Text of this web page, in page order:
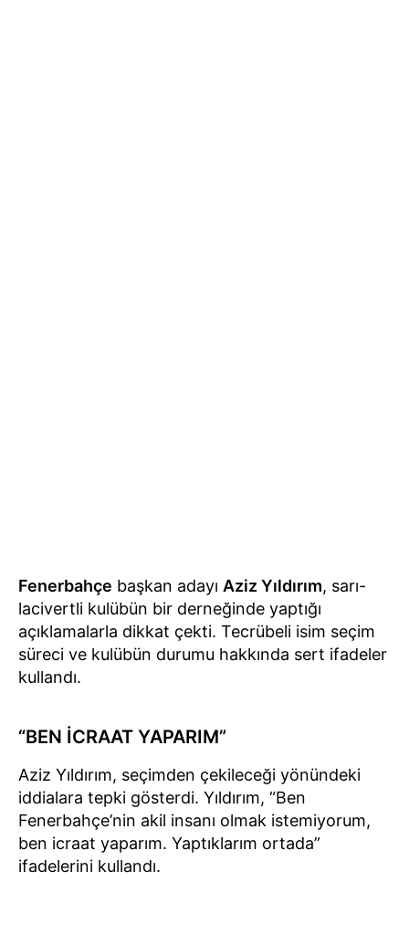
Fenerbahçe başkan adayı Aziz Yıldırım, sarı-
lacivertli kulübün bir derneğinde yaptığı
açıklamalarla dikkat çekti. Tecrübeli isim seçim
süreci ve kulübün durumu hakkında sert ifadeler
kullandı.
“BEN İCRAAT YAPARIM”
Aziz Yıldırım, seçimden çekileceği yönündeki
iddialara tepki gösterdi. Yıldırım, “Ben
Fenerbahçe’nin akil insanı olmak istemiyorum,
ben icraat yaparım. Yaptıklarım ortada”
ifadelerini kullandı.